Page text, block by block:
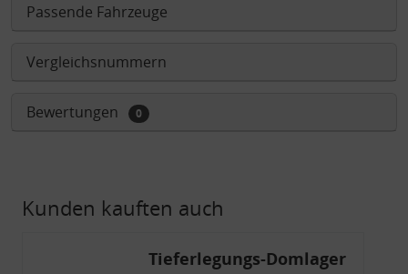
Passende Fahrzeuge
Vergleichsnummern
Bewertungen 0
Kunden kauften auch
Tieferlegungs-Domlager